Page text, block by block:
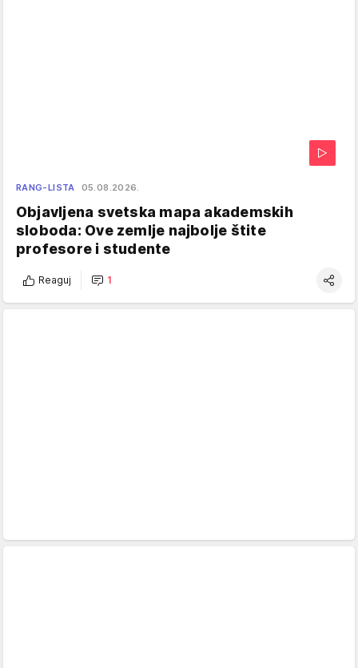
RANG-LISTA 05.08.2026.
Objavljena svetska mapa akademskih
sloboda: Ove zemlje najbolje štite
profesore i studente
Reaguj 1